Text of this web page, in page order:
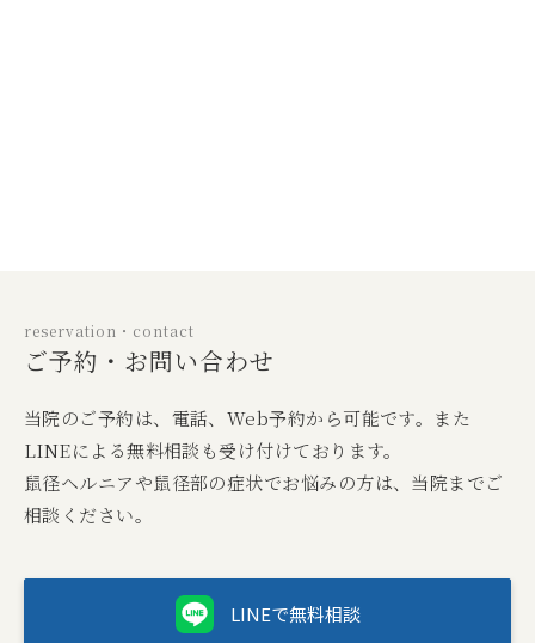
reservation・contact
ご予約・お問い合わせ
当院のご予約は、電話、Web予約から可能です。また
LINEによる無料相談も受け付けております。
鼠径ヘルニアや鼠径部の症状でお悩みの方は、当院までご
相談ください。
LINEで無料相談